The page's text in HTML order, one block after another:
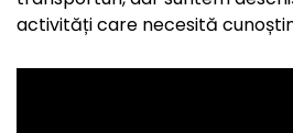
activități care necesită